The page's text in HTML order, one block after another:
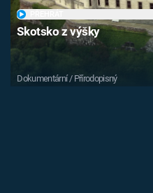
Skotsko z výšky
Dokumentární / Přírodopisný